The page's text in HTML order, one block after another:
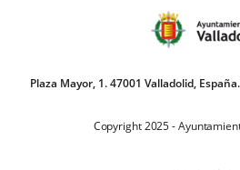
Plaza Mayor, 1. 47001 Valladolid,
Copyright 2025 -